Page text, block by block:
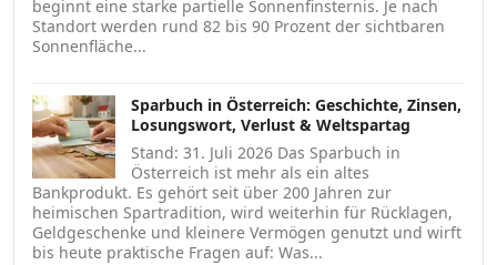
beginnt eine starke partielle Sonnenfinsternis. Je nach
Standort werden rund 82 bis 90 Prozent der sichtbaren
Sonnenfläche...
Sparbuch in Österreich: Geschichte, Zinsen,
Losungswort, Verlust & Weltspartag
Stand: 31. Juli 2026 Das Sparbuch in
Österreich ist mehr als ein altes
Bankprodukt. Es gehört seit über 200 Jahren zur
heimischen Spartradition, wird weiterhin für Rücklagen,
Geldgeschenke und kleinere Vermögen genutzt und wirft
bis heute praktische Fragen auf: Was...